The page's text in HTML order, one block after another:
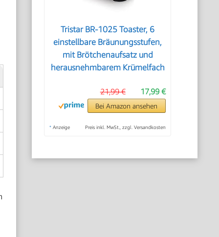
Tristar BR-1025 Toaster, 6
einstellbare Bräunungsstufen,
mit Brötchenaufsatz und
herausnehmbarem Krümelfach
17,99 €
21,99 €
Bei Amazon ansehen
* Anzeige Preis inkl. MwSt., zzgl. Versandkosten